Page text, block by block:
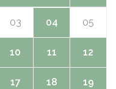
03 04 05
10 11 12
17 18 19